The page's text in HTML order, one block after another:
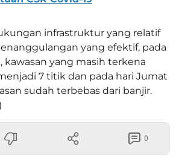
infrastruktur yang relatif
yang efektif, pada
kawasan yang masih terkena
7 titik dan pada hari Jumat
sudah terbebas dari banjir.
0